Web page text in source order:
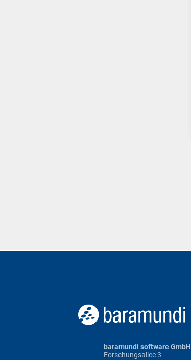
baramundi software GmbH
Forschungsallee 3